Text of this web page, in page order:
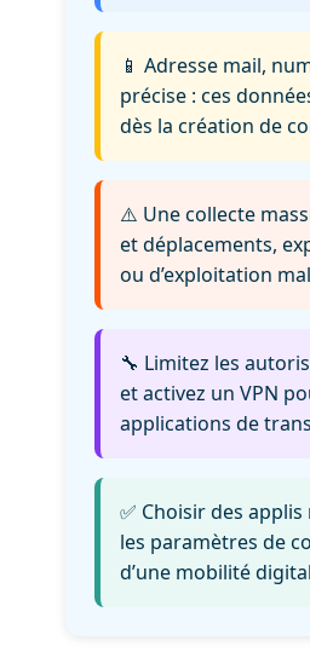
📱 Adresse mail,
précise : ces
dès la création de
⚠️ Une collecte
et déplacements,
ou d’exploitation
🔧 Limitez les
et activez un VPN
applications de
✅ Choisir des
les paramètres de
d’une mobilité